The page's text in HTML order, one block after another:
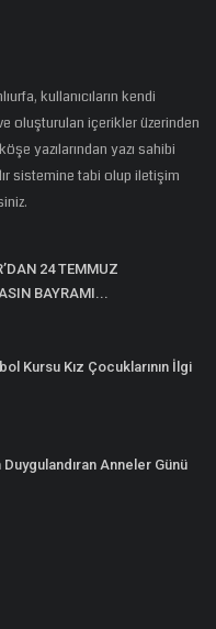
kullanıcıların kendi
oluşturulan içerikler üzerinden
yazılarından yazı sahibi
sistemine tabi olup iletişim
24 TEMMUZ
BAYRAMI...
Kursu Kız Çocuklarının İlgi
Duygulandıran Anneler Günü